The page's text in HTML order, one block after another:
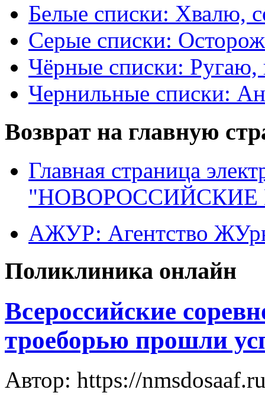
Белые списки: Хвалю,
Серые списки:
Чёрные списки: Ругаю,
Чернильные списки:
Возврат на главную
Главная страница
"НОВОРОССИЙСКИЕ
АЖУР: Агентство
Поликлиника онлайн
Всероссийские
троеборью прошли
Автор: https://